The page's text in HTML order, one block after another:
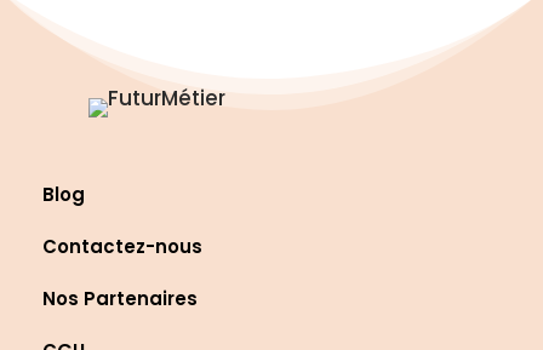
Blog
Contactez-nous
Nos Partenaires